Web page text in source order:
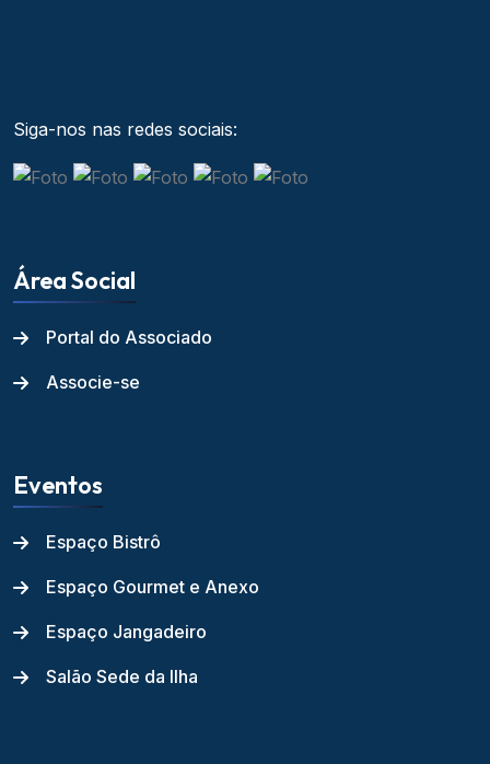
Siga-nos nas redes sociais:
Área Social
Portal do Associado
Associe-se
Eventos
Espaço Bistrô
Espaço Gourmet e Anexo
Espaço Jangadeiro
Salão Sede da Ilha